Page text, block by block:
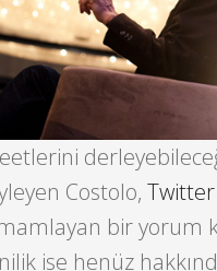
Costolo,
bir yorum
ise henüz